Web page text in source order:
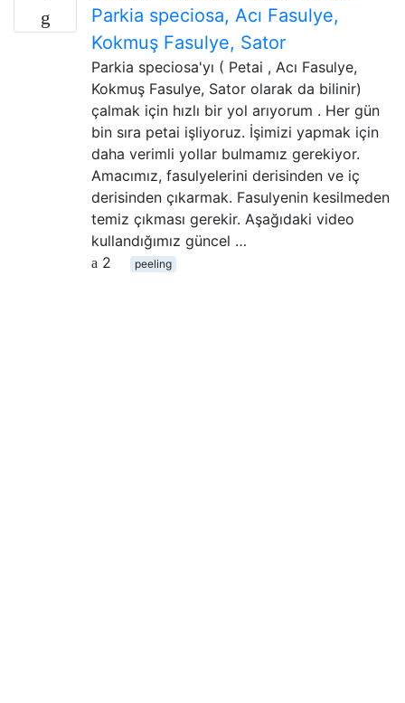
Parkia speciosa, Acı Fasulye,
Kokmuş Fasulye, Sator
Parkia speciosa'yı ( Petai , Acı Fasulye,
Kokmuş Fasulye, Sator olarak da bilinir)
çalmak için hızlı bir yol arıyorum . Her gün
bin sıra petai işliyoruz. İşimizi yapmak için
daha verimli yollar bulmamız gerekiyor.
Amacımız, fasulyelerini derisinden ve iç
derisinden çıkarmak. Fasulyenin kesilmeden
temiz çıkması gerekir. Aşağıdaki video
kullandığımız güncel …
2
peeling